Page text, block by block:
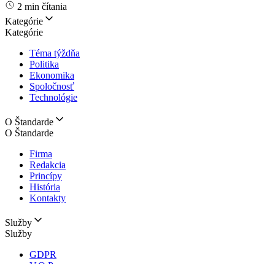
2 min čítania
Kategórie
Kategórie
Téma týždňa
Politika
Ekonomika
Spoločnosť
Technológie
O Štandarde
O Štandarde
Firma
Redakcia
Princípy
História
Kontakty
Služby
Služby
GDPR